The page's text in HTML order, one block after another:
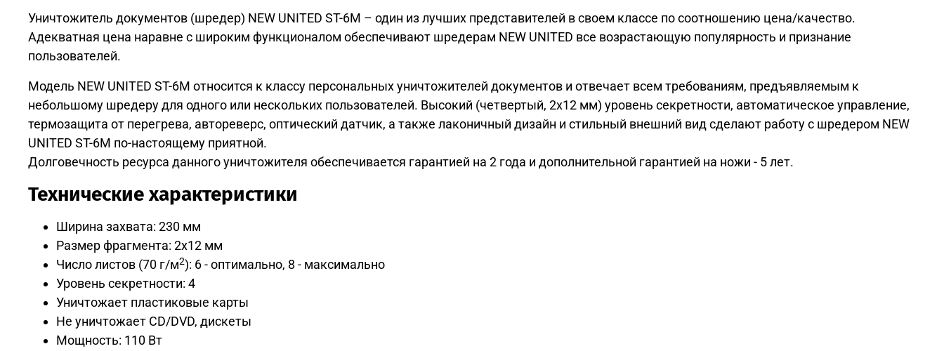
Уничтожитель документов (шредер) NEW UNITED ST-6M – один из лучших представителей в своем классе по соотношению цена/качество.
Адекватная цена наравне с широким функционалом обеспечивают шредерам NEW UNITED все возрастающую популярность и признание
пользователей.
Модель NEW UNITED ST-6M относится к классу персональных уничтожителей документов и отвечает всем требованиям, предъявляемым к
небольшому шредеру для одного или нескольких пользователей. Высокий (четвертый, 2x12 мм) уровень секретности, автоматическое управление,
термозащита от перегрева, автореверс, оптический датчик, а также лаконичный дизайн и стильный внешний вид сделают работу с шредером NEW
UNITED ST-6M по-настоящему приятной.
Долговечность ресурса данного уничтожителя обеспечивается гарантией на 2 года и дополнительной гарантией на ножи - 5 лет.
Технические характеристики
Ширина захвата: 230 мм
Размер фрагмента: 2x12 мм
Число листов (70 г/м2): 6 - оптимально, 8 - максимально
Уровень секретности: 4
Уничтожает пластиковые карты
Не уничтожает СD/DVD, дискеты
Мощность: 110 Вт